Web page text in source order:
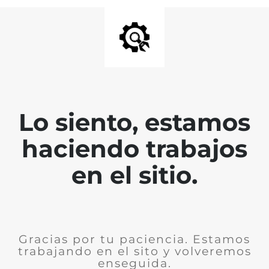
Lo siento, estamos
haciendo trabajos
en el sitio.
Gracias por tu paciencia. Estamos
trabajando en el sito y volveremos
enseguida.